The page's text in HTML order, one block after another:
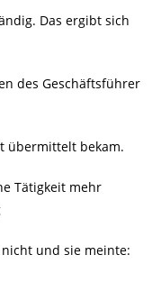
Das ergibt sich
des Geschäftsführer
übermittelt bekam.
Tätigkeit mehr
und sie meinte: